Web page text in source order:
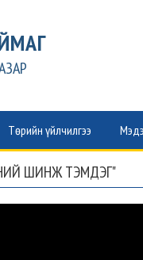
Төрийн үйлчилгээ
ШИНЖ ТЭМДЭГ"